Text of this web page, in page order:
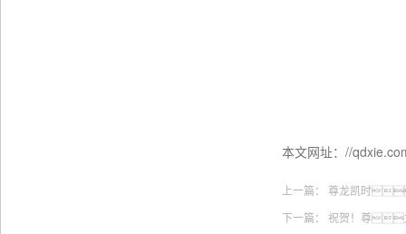
本文网址：//
上一篇： 尊龙凯时
下一篇： 祝贺！尊